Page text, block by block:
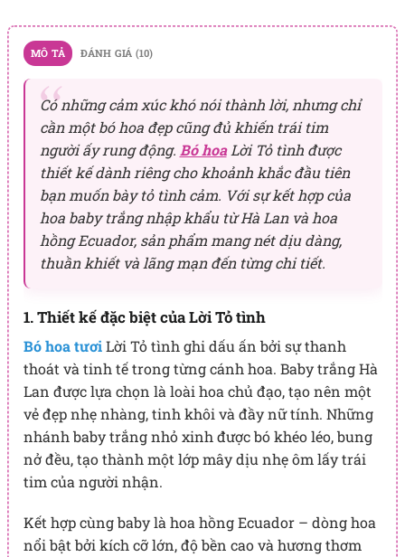
MÔ TẢ ĐÁNH GIÁ (10)
Có những cảm xúc khó nói thành lời, nhưng chỉ
cần một bó hoa đẹp cũng đủ khiến trái tim
người ấy rung động. Bó hoaLời Tỏ tình được
thiết kế dành riêng cho khoảnh khắc đầu tiên
bạn muốn bày tỏ tình cảm. Với sự kết hợp của
hoa baby trắng nhập khẩu từ Hà Lan và hoa
hồng Ecuador, sản phẩm mang nét dịu dàng,
thuần khiết và lãng mạn đến từng chi tiết.
1. Thiết kế đặc biệt của Lời Tỏ tình
Bó hoa tươiLời Tỏ tình ghi dấu ấn bởi sự thanh
thoát và tinh tế trong từng cánh hoa. Baby trắng Hà
Lan được lựa chọn là loài hoa chủ đạo, tạo nên một
vẻ đẹp nhẹ nhàng, tinh khôi và đầy nữ tính. Những
nhánh baby trắng nhỏ xinh được bó khéo léo, bung
nở đều, tạo thành một lớp mây dịu nhẹ ôm lấy trái
tim của người nhận.
Kết hợp cùng baby là hoa hồng Ecuador – dòng hoa
nổi bật bởi kích cỡ lớn, độ bền cao và hương thơm